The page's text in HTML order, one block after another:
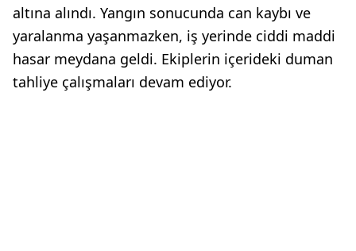
altına alındı. Yangın sonucunda can kaybı ve
yaralanma yaşanmazken, iş yerinde ciddi maddi
hasar meydana geldi. Ekiplerin içerideki duman
tahliye çalışmaları devam ediyor.